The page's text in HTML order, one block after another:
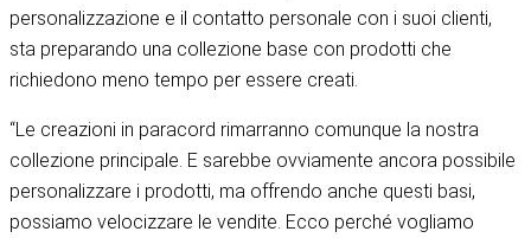
personalizzazione e il contatto personale con i suoi clienti,
sta preparando una collezione base con prodotti che
richiedono meno tempo per essere creati.
“Le creazioni in paracord rimarranno comunque la nostra
collezione principale. E sarebbe ovviamente ancora possibile
personalizzare i prodotti, ma offrendo anche questi basi,
possiamo velocizzare le vendite. Ecco perché vogliamo